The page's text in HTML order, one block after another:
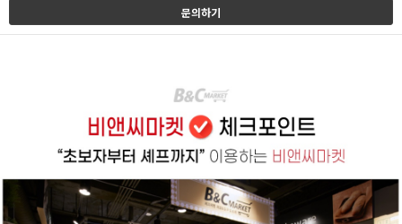
문의하기